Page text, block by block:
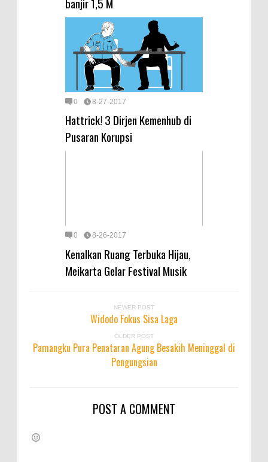
0 8-27-2017
Hattrick! 3 Dirjen Kemenhub di
Pusaran Korupsi
0 8-26-2017
Kenalkan Ruang Terbuka Hijau,
Meikarta Gelar Festival Musik
NEWER POST
Widodo Fokus Sisa Laga
OLDER POST
Pamangku Pura Penataran Agung Besakih Meninggal di
Pengungsian
POST A COMMENT